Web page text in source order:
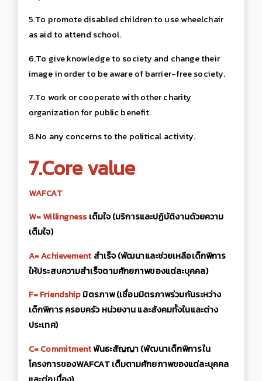
5.To promote disabled children to use wheelchair
as aid to attend school.
6.To give knowledge to society and change their
image in order to be aware of barrier-free society.
7.To work or cooperate with other charity
organization for public benefit.
8.No any concerns to the political activity.
7.Core value
WAFCAT
W= Willingnessเต็มใจ (บริการและปฏิบัติงานด้วยความ
เต็มใจ)
A= Achievementสำเร็จ (พัฒนาและช่วยเหลือเด็กพิการ
ให้ประสบความสำเร็จตามศักยภาพของแต่ละบุคคล)
F= Friendshipมิตรภาพ(เชื่อมมิตรภาพร่วมกันระหว่าง
เด็กพิการ ครอบครัว หน่วยงาน และสังคมทั้งในและต่าง
ประเทศ)
C= Commitmentพันธะสัญญา (พัฒนาเด็กพิการใน
โครงการของWAFCAT เต็มตามศักยภาพของแต่ละบุคคล